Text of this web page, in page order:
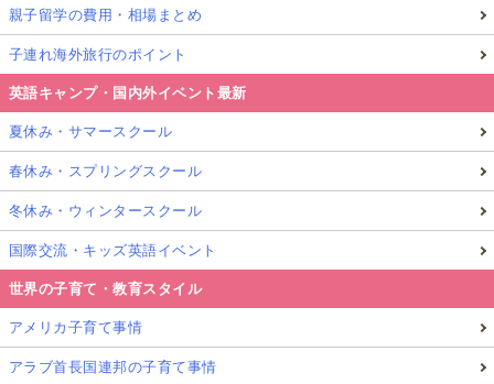
親子留学の費用・相場まとめ
子連れ海外旅行のポイント
英語キャンプ・国内外イベント最新
夏休み・サマースクール
春休み・スプリングスクール
冬休み・ウィンタースクール
国際交流・キッズ英語イベント
世界の子育て・教育スタイル
アメリカ子育て事情
アラブ首長国連邦の子育て事情